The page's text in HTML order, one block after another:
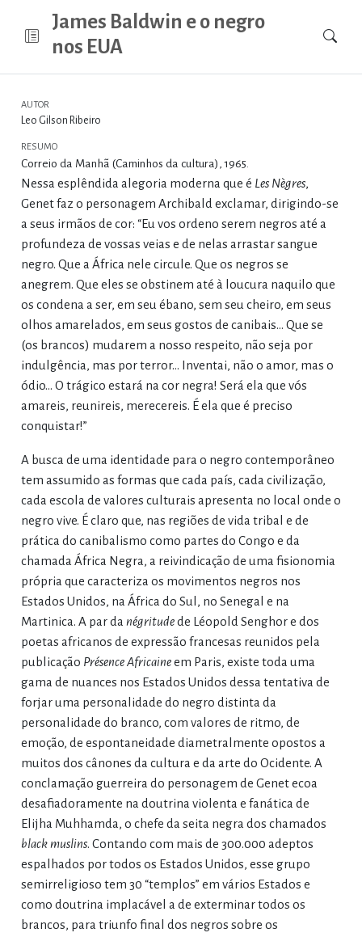
James Baldwin e o negro
nos EUA
AUTOR
Leo Gilson Ribeiro
RESUMO
Correio da Manhã (Caminhos da cultura), 1965.
Nessa esplêndida alegoria moderna que é Les Nègres,
Genet faz o personagem Archibald exclamar, dirigindo-se
a seus irmãos de cor: “Eu vos ordeno serem negros até a
profundeza de vossas veias e de nelas arrastar sangue
negro. Que a África nele circule. Que os negros se
anegrem. Que eles se obstinem até à loucura naquilo que
os condena a ser, em seu ébano, sem seu cheiro, em seus
olhos amarelados, em seus gostos de canibais… Que se
(os brancos) mudarem a nosso respeito, não seja por
indulgência, mas por terror… Inventai, não o amor, mas o
ódio… O trágico estará na cor negra! Será ela que vós
amareis, reunireis, merecereis. É ela que é preciso
conquistar!”
A busca de uma identidade para o negro contemporâneo
tem assumido as formas que cada país, cada civilização,
cada escola de valores culturais apresenta no local onde o
negro vive. É claro que, nas regiões de vida tribal e de
prática do canibalismo como partes do Congo e da
chamada África Negra, a reivindicação de uma fisionomia
própria que caracteriza os movimentos negros nos
Estados Unidos, na África do Sul, no Senegal e na
Martinica. A par da négritudede Léopold Senghor e dos
poetas africanos de expressão francesas reunidos pela
publicação Présence Africaineem Paris, existe toda uma
gama de nuances nos Estados Unidos dessa tentativa de
forjar uma personalidade do negro distinta da
personalidade do branco, com valores de ritmo, de
emoção, de espontaneidade diametralmente opostos a
muitos dos cânones da cultura e da arte do Ocidente. A
conclamação guerreira do personagem de Genet ecoa
desafiadoramente na doutrina violenta e fanática de
Elijha Muhhamda, o chefe da seita negra dos chamados
black muslins. Contando com mais de 300.000 adeptos
espalhados por todos os Estados Unidos, esse grupo
semirreligioso tem 30 “templos” em vários Estados e
como doutrina implacável a de exterminar todos os
brancos, para triunfo final dos negros sobre os